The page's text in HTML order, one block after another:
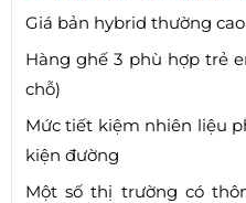
Giá bản hybrid thường
Hàng ghế 3 phù hợp trẻ
chỗ)
Mức tiết kiệm nhiên liệu
kiện đường
Một số thị trường có